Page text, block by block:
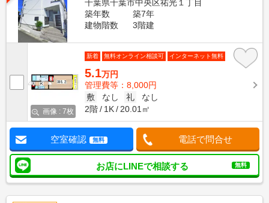
千葉県千葉市中央区祐光１丁目
築年数
築7年
建物階数
3階建
画像 : 7枚
新着 無料オンライン相談可 インターネット無料
5.1万円
管理費等：8,000円
敷
なし 礼
なし
2階
1K 20.01㎡
空室確認 無料 電話で問合せ
お店にLINEで相談する 無料